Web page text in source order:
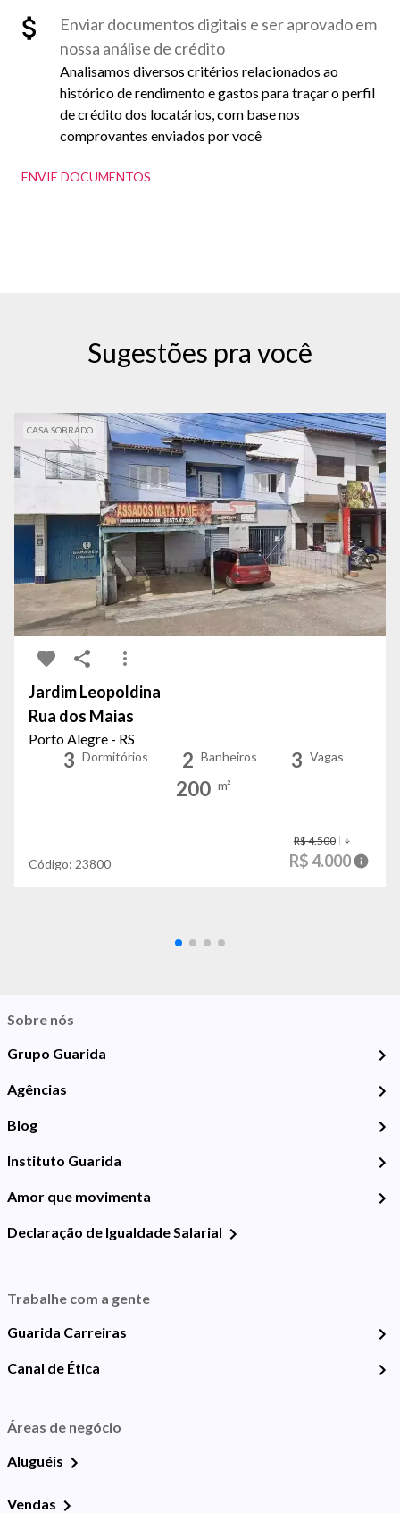
Enviar documentos digitais e ser aprovado em
nossa análise de crédito
Analisamos diversos critérios relacionados ao
histórico de rendimento e gastos para traçar o perfil
de crédito dos locatários, com base nos
comprovantes enviados por você
ENVIE DOCUMENTOS
Sugestões pra você
CASA SOBRADO
Jardim Leopoldina
Rua dos Maias
Porto Alegre - RS
3 Dormitórios 2 Banheiros 3 Vagas
200 m²
Código: 23800
R$ 4.500
R$ 4.000
Sobre nós
Grupo Guarida
Agências
Blog
Instituto Guarida
Amor que movimenta
Declaração de Igualdade Salarial
Trabalhe com a gente
Guarida Carreiras
Canal de Ética
Áreas de negócio
Aluguéis
Vendas